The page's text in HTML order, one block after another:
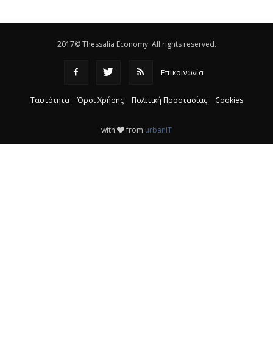
2017© Thessalia Economy. All rights reserved.
Επικοινωνία
Ταυτότητα Όροι Χρήσης Πολιτική Προστασίας Cookies
with from urbanIT